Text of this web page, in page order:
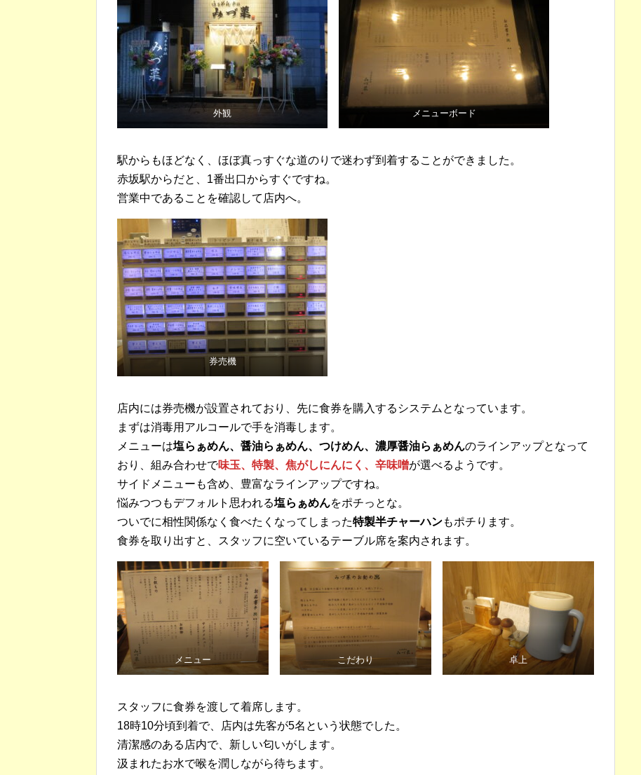
外観 メニューボード
駅からもほどなく、ほぼ真っすぐな道のりで迷わず到着することができました。
赤坂駅からだと、1番出口からすぐですね。
営業中であることを確認して店内へ。
券売機
店内には券売機が設置されており、先に食券を購入するシステムとなっています。
まずは消毒用アルコールで手を消毒します。
メニューは塩らぁめん、醤油らぁめん、つけめん、濃厚醤油らぁめんのラインアップとなって
おり、組み合わせで味玉、特製、焦がしにんにく、辛味噌が選べるようです。
サイドメニューも含め、豊富なラインアップですね。
悩みつつもデフォルト思われる塩らぁめんをポチっとな。
ついでに相性関係なく食べたくなってしまった特製半チャーハンもポチります。
食券を取り出すと、スタッフに空いているテーブル席を案内されます。
メニュー こだわり 卓上
スタッフに食券を渡して着席します。
18時10分頃到着で、店内は先客が5名という状態でした。
清潔感のある店内で、新しい匂いがします。
汲まれたお水で喉を潤しながら待ちます。